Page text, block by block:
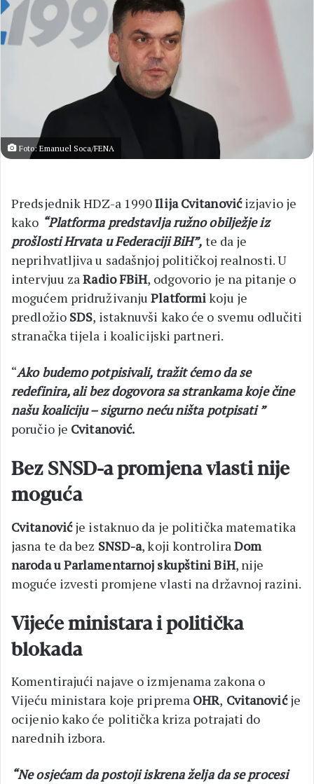
Foto: Emanuel Soca/FENA
Predsjednik HDZ-a 1990Ilija Cvitanovićizjavio je
kako “Platforma predstavlja ružno obilježje iz
prošlosti Hrvata u Federaciji BiH”, te da je
neprihvatljiva u sadašnjoj političkoj realnosti. U
intervjuu zaRadio FBiH, odgovorio je na pitanje o
mogućem pridruživanjuPlatformikoju je
predložio SDS, istaknuvši kako će o svemu odlučiti
stranačka tijela i koalicijski partneri.
“Ako budemo potpisivali, tražit ćemo da se
redefinira, ali bez dogovora sa strankama koje čine
našu koaliciju – sigurno neću ništa potpisati ”
poručio je Cvitanović.
Bez SNSD-a promjena vlasti nije
moguća
Cvitanovićje istaknuo da je politička matematika
jasna te da bez SNSD-a, koji kontroliraDom
naroda u Parlamentarnoj skupštini BiH, nije
moguće izvesti promjene vlasti na državnoj razini.
Vijeće ministara i politička
blokada
Komentirajući najave o izmjenama zakona o
Vijeću ministara koje priprema OHR, Cvitanovićje
ocijenio kako će politička kriza potrajati do
narednih izbora.
“Ne osjećam da postoji iskrena želja da se procesi